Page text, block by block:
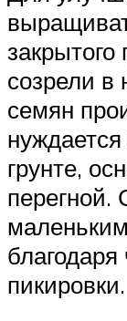
созрели в
семян
грунте,
перегной.
пикировки.